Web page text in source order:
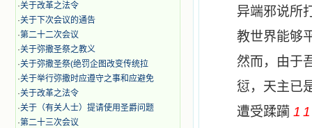
·关于改革之法令
·关于下次会议的通告
·第二十二次会议
·​关于弥撒圣祭之教义
·关于弥撒圣祭(绝罚企图改变传统拉
·关于举行弥撒时应遵守之事和应避免
·关于改革之法令
·关于（有关人士）提请使用圣爵问题
·第二十三次会议
异端邪说所
教世界能够
然而，由于
愆，天主已
遭受蹂躏 11